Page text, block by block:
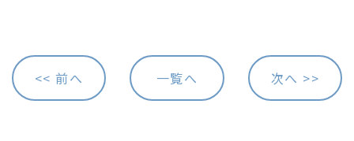
<< 前へ 一覧へ 次へ >>